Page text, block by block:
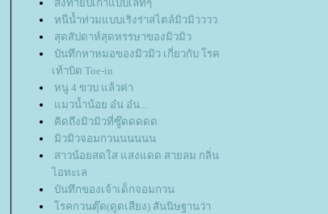
ส่งท้ายปีเก่าแบบเลทๆ
หนีน้ำท่วมแบบเริงร่าสไตล์มิวมิวววว
สุดสัปดาห์สุดหรรษาของมิวมิว
บันทึกหาหมอของมิวมิว เกี่ยวกับ โรค
เท้าบิด Toe-in
หนู 4 ขวบ แล้วค่า
มวน้ำน้อย อ๋น อ๋น...
คิดถึงมิวมิวที่ซู๊ดดดดด
มิวมิวจอมกวนนนนนน
สาวน้อยสดใส แสงแดด สายลม กลิ่น
ไอทะเล
บันทึกของเจ้าเด็กจอมกวน
รคกวนตุ๊ด(ดูดเสียง) สันนิษฐานว่า